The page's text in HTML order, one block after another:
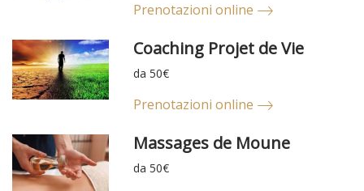
Prenotazioni online
Coaching Projet de Vie
da 50€
Prenotazioni online
Massages de Moune
da 50€